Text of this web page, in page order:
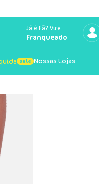
Já é Fã? Vire
Franqueado
Nossas Lojas